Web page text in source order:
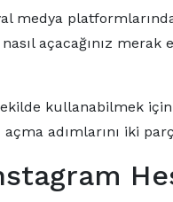
medya
açacağınız
kullanabilmek
açma adımlarını iki